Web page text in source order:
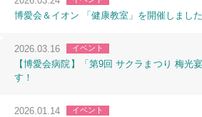
博愛会＆イオン 「健康教室」を開催しました
2026.03.16 イベント
【博愛会病院】「第9回 サクラまつり 梅光
す！
2026.01.14 イベント